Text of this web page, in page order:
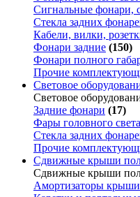
Сигнальные фонари,
Стекла задних
Кабели, вилки,
Фонари задние (150)
Фонари полного
Прочие
Световое
Световое
Задние фонари (17)
Фары головного света
Стекла задних
Прочие
Сдвижные крыши
Сдвижные крыши
Амортизаторы крыши